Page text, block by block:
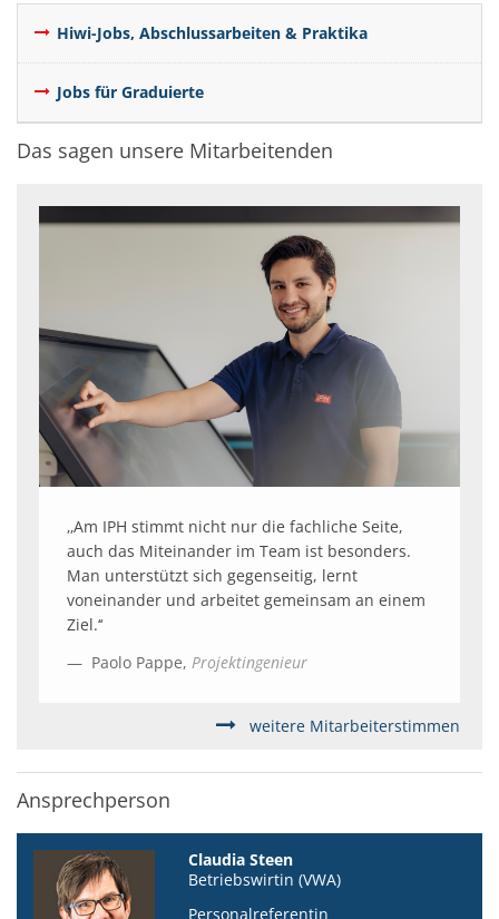
Hiwi-Jobs, Abschlussarbeiten & Praktika
Jobs für Graduierte
Das sagen unsere Mitarbeitenden
‚‚Am IPH stimmt nicht nur die fachliche Seite,
auch das Miteinander im Team ist besonders.
Man unterstützt sich gegenseitig, lernt
voneinander und arbeitet gemeinsam an einem
Ziel.‘‘
Paolo Pappe, Projektingenieur
weitere Mitarbeiterstimmen
Ansprechperson
Claudia Steen
Betriebswirtin (VWA)
Personalreferentin